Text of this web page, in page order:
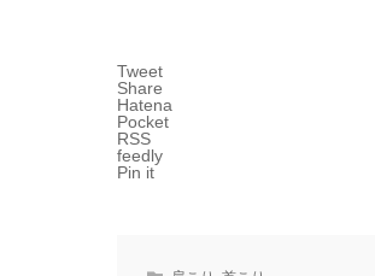
Tweet
Share
Hatena
Pocket
RSS
feedly
Pin it